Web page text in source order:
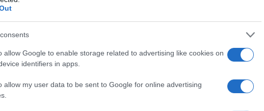
allow Google to enable storage related to advertising like cookies on
identifiers in apps.
allow my user data to be sent to Google for online advertising
των μεταπτυχιακών φοιτητών δεν είναι αναλογικά
θεσμικά μέσω διαδικασιών πιστοποίησης και
χώρο ανώτατης εκπαίδευσης.